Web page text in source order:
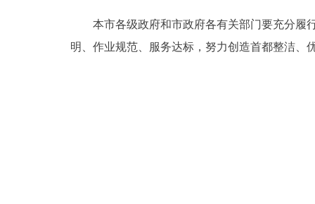
本市各级政府和市政府各有关部门要充分履行
明、作业规范、服务达标，努力创造首都整洁、